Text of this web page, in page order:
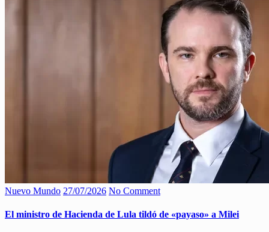
Nuevo Mundo 27/07/2026 No Comment
El ministro de Hacienda de Lula tildó de «payaso» a Milei